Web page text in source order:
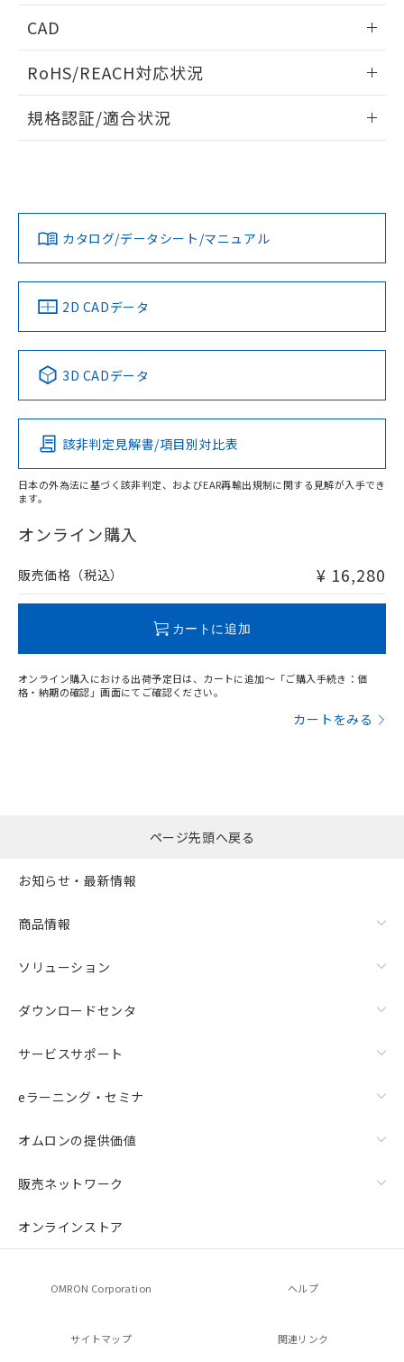
タイムチャート
A: 110mm以上、B: 100mm以上
周囲金属の影響
L: 16mm以上、φd: 120mm以上、D: 16mm以上、m:
48mm以上、n: 120mm以上
金属埋め込み
鉄材
l: 0mm以上、φd: 30mm以上、D: 0mm以上、m: 48mm以
アルミ材
l: 16mm以上、φd: 120mm以上、D: 16mm以上、m: 48mm
検出物体の大きさと材質による影響
検出領域
CAD
ドすることができます。
ログイン/会員登録
ダウンロードデータをご利用いただく前に、以下を必ずお読
みください。
ソフトウェアの使用条件
RoHS/REACH対応状況
EU RoHS 注意事項・凡例
対応済み
中国 RoHS 注意事項・凡例
Pb Hg Cd Cr(VI)
O
在庫等で未対応品が混在する可能性があります。
問い合わせください。
規格認証/適合状況
カタログ/データシート/マニュアル
2D CADデータ
3D CADデータ
該非判定見解書/項目別対比表
日本の外為法に基づく該非判定、およびEAR再輸出規制に関する見解が入手でき
ます。
オンライン購入
販売価格（税込） ¥ 16,280
カートに追加
オンライン購入における出荷予定日は、カートに追加～「ご購入手続き：価
格・納期の確認」画面にてご確認ください。
カートをみる
ページ先頭へ戻る
お知らせ・最新情報
商品情報
ソリューション
ダウンロードセンタ
サービスサポート
eラーニング・セミナ
オムロンの提供価値
販売ネットワーク
オンラインストア
OMRON Corporation ヘルプ
サイトマップ 関連リンク